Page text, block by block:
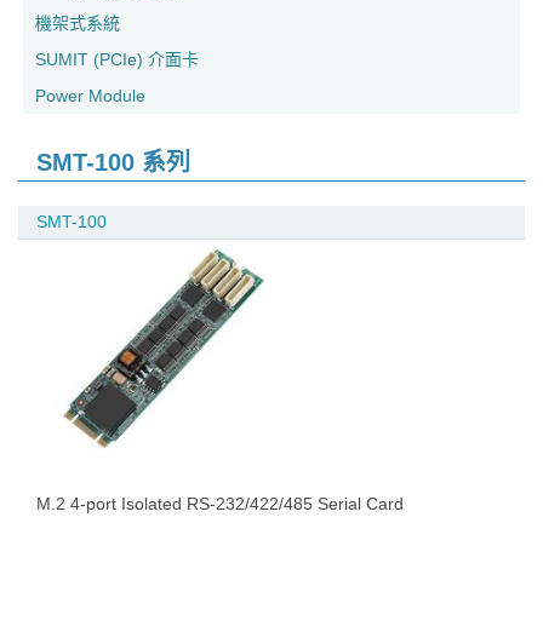
機架式系統
SUMIT (PCIe) 介面卡
Power Module
SMT-100 系列
SMT-100
M.2 4-port Isolated RS-232/422/485 Serial Card